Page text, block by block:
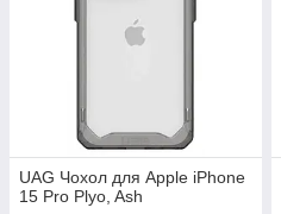
UAG Чохол для Apple iPhone
15 Pro Plyo, Ash